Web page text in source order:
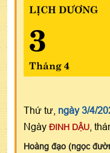
LỊCH DƯƠNG
3
Tháng 4
Thứ tư, ngày 3/4/
Ngày ĐINH DẬU ,
Hoàng đạo (ngọc